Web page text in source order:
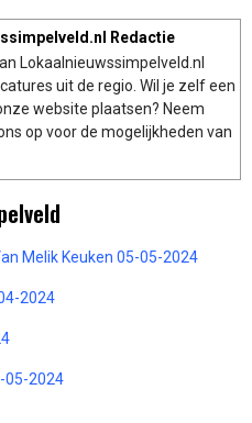
Redactie
Lokaalnieuwssimpelveld.nl
uit de regio. Wil je zelf een
website plaatsen? Neem
op voor de mogelijkheden van
Melik Keuken 05-05-2024
2024
05-2024